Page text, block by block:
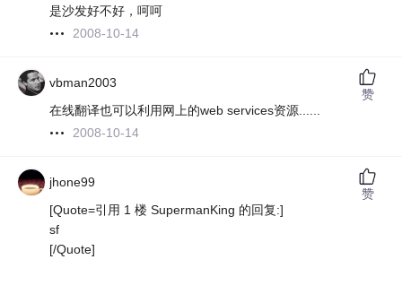
是沙发好不好，呵呵
2008-10-14
vbman2003
在线翻译也可以利用网上的web services资源......
2008-10-14
赞
jhone99
[Quote=引用 1 楼 SupermanKing 的回复:]
sf
[/Quote]
赞